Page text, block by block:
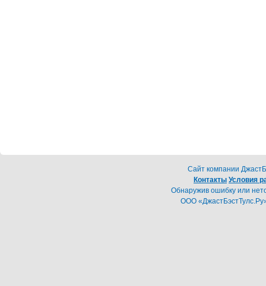
Cайт компании
Контакты Условия
Обнаружив ошибку или
ООО